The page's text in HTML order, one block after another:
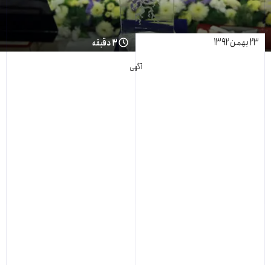
۲۳ بهمن ۱۳۹۲ ۳ دقیقه
آگهی